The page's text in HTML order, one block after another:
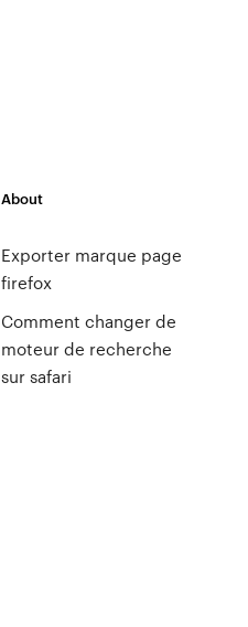
About
Exporter marque page
firefox
Comment changer de
moteur de recherche
sur safari